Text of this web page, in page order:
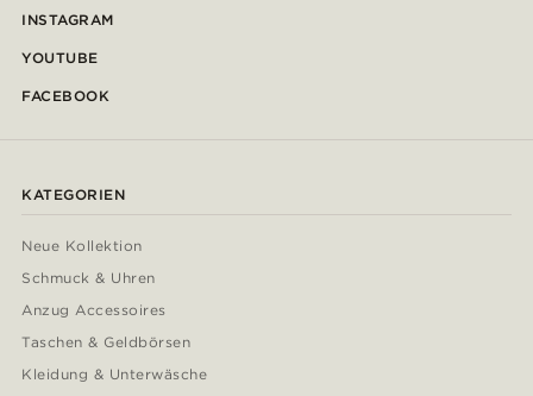
INSTAGRAM
YOUTUBE
FACEBOOK
KATEGORIEN
Neue Kollektion
Schmuck & Uhren
Anzug Accessoires
Taschen & Geldbörsen
Kleidung & Unterwäsche